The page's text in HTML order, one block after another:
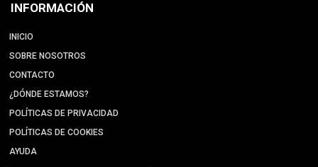
INFORMACIÓN
INICIO
SOBRE NOSOTROS
CONTACTO
¿DÓNDE ESTAMOS?
POLÍTICAS DE PRIVACIDAD
POLÍTICAS DE COOKIES
AYUDA